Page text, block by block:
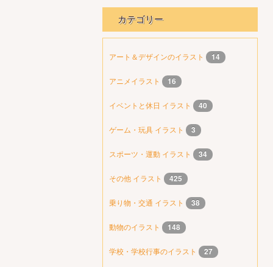
カテゴリー
アート＆デザインのイラスト 14
アニメイラスト 16
イベントと休日 イラスト 40
ゲーム・玩具 イラスト 3
スポーツ・運動 イラスト 34
その他 イラスト 425
乗り物・交通 イラスト 38
動物のイラスト 148
学校・学校行事のイラスト 27